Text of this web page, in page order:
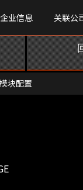
企业信息 关联公
块配置